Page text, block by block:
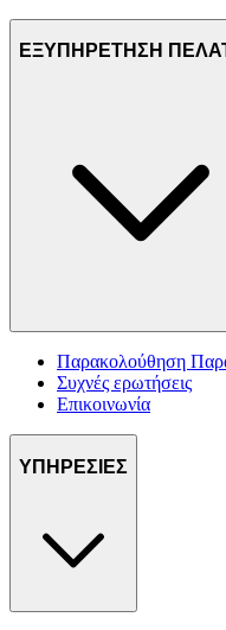
ΕΞΥΠΗΡΕΤΗΣΗ
Παρακολούθηση
Συχνές ερωτήσεις
Επικοινωνία
ΥΠΗΡΕΣΙΕΣ